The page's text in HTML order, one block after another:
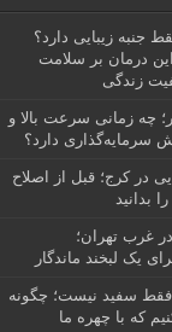
جنبه زیبایی دارد؟
این درمان بر سلامت
زندگی
چه زمانی سرعت بالا و
سرمایه‌گذاری دارد؟
در کرج؛ قبل از اصلاح
بدانید
در غرب تهران؛
یک لبخند ماندگار
سفید نیست؛ چگونه
که با چهره ما